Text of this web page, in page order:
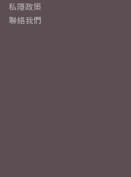
私隱政策
聯絡我們